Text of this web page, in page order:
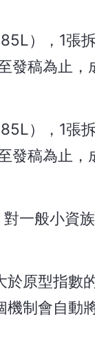
），1張
發稿為止
），1張
發稿為止
一般小資
原型指數
制會自動